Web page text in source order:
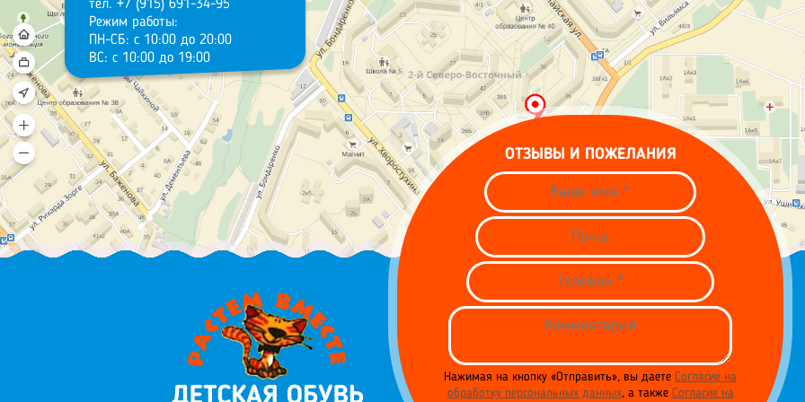
тел. +7 (915) 691-34-95
Режим работы:
ПН-СБ: с 10:00 до 20:00
ВС: с 10:00 до 19:00
ОТЗЫВЫ И ПОЖЕЛАНИЯ
Нажимая на кнопку «Отправить», вы даете Согласие на
обработку персональных данных, а также Согласие на